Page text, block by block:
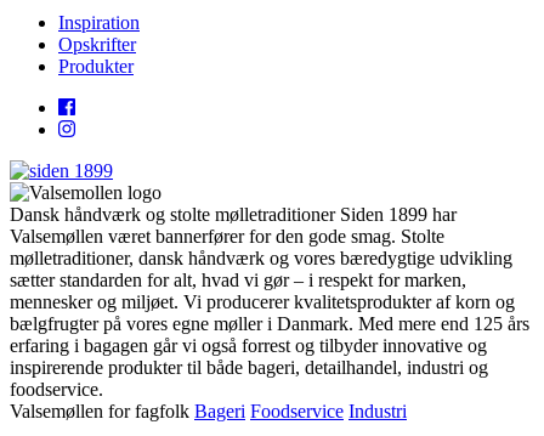
Inspiration
Opskrifter
Produkter
Dansk håndværk og stolte mølletraditioner Siden 1899 har
Valsemøllen været bannerfører for den gode smag. Stolte
mølletraditioner, dansk håndværk og vores bæredygtige udvikling
sætter standarden for alt, hvad vi gør – i respekt for marken,
mennesker og miljøet. Vi producerer kvalitetsprodukter af korn og
bælgfrugter på vores egne møller i Danmark. Med mere end 125 års
erfaring i bagagen går vi også forrest og tilbyder innovative og
inspirerende produkter til både bageri, detailhandel, industri og
foodservice.
Valsemøllen for fagfolk Bageri Foodservice Industri